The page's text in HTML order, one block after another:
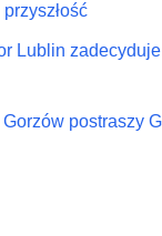
Lublin
postraszy